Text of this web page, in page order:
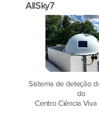
AllSky7
Sistema de deteção
do
Centro Ciência